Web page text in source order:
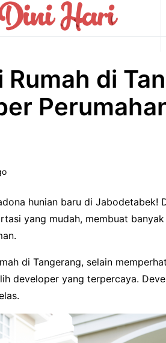
Rumah di
hunian baru di Jabodetabek!
yang mudah, membuat banyak
di Tangerang, selain
developer yang terpercaya.